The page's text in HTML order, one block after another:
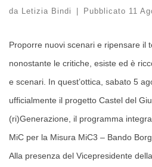
da Letizia Bindi Pubblicato 11
Proporre nuovi scenari e ripensare il
nonostante le critiche, esiste ed è
e scenari. In quest’ottica, sabato 5
ufficialmente il progetto Castel del
(ri)Generazione, il programma
MiC per la Misura MiC3 – Bando
Alla presenza del Vicepresidente